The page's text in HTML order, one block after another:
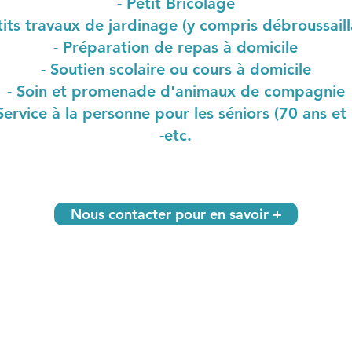
travaux de jardinage (y compris
- Préparation de repas à domicile
- Soutien scolaire ou cours à domicile
- Soin et promenade d'animaux de compagnie
à la personne pour les séniors (70 ans et
-etc.
Nous contacter pour en savoir +